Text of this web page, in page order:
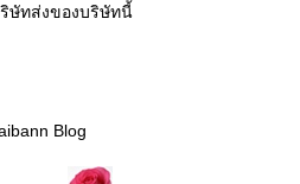
ทส่งของบริษัทนี้
Blog